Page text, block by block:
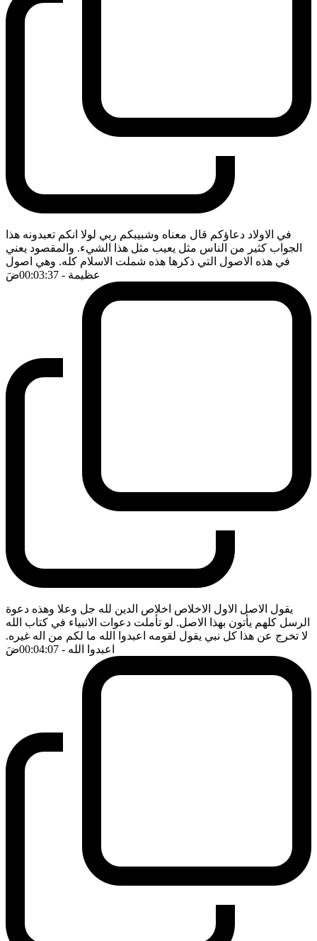
في الاولاد دعاؤكم قال معناه وشبيبكم ربي لولا انكم تعبدونه هذا
الجواب كثير من الناس مثل يعيب مثل هذا الشيء. والمقصود يعني
في هذه الاصول التي ذكرها هذه شملت الاسلام كله. وهي اصول
عظيمة - 00:03:37 ضَ
يقول الاصل الاول الاخلاص اخلاص الدين لله جل وعلا وهذه دعوة
الرسل كلهم يأتون بهذا الاصل. لو تأملت دعوات الانبياء في كتاب الله
لا تخرج عن هذا كل نبي يقول لقومه اعبدوا الله ما لكم من اله غيره.
اعبدوا الله - 00:04:07 ضَ